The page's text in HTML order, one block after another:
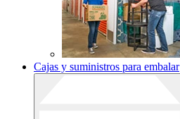
Cajas y suministros para embalar